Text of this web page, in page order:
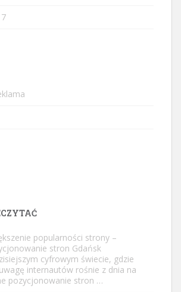
popularności strony –
stron Gdańsk
cyfrowym świecie, gdzie
internautów rośnie z dnia na
pozycjonowanie stron …